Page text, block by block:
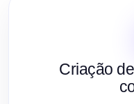
Criação